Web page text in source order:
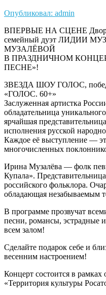
Опубликовал: admin
ВПЕРВЫЕ НА СЦЕНЕ
семейный дуэт ЛИДИИ
МУЗАЛЁВОЙ
В ПРАЗДНИЧНОМ
ПЕСНЕ»!
ЗВЕЗДА ШОУ ГОЛОС,
«ГОЛОС. 60+»
Заслуженная артистка
обладательница
ярчайшая
исполнения русской
Каждое её выступление —
многочисленных
Ирина Музалёва — фолк
Купала».
российского фольклора.
обладающая незабываемым
В программе прозвучат
песни, романсы, эстрадные
всем залом!
Сделайте подарок себе и
весенним настроением!
Концерт состоится в
«Территория культуры